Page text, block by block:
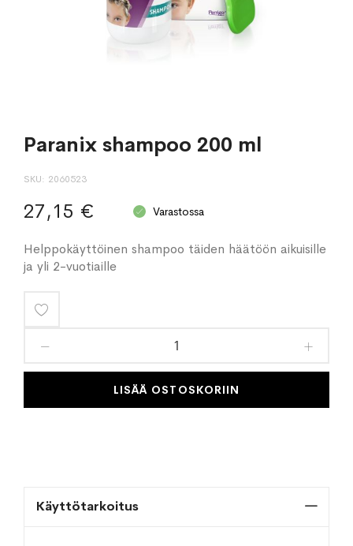
Paranix shampoo 200 ml
SKU 2060523
27,15 € Varastossa
Helppokäyttöinen shampoo täiden häätöön aikuisille
ja yli 2-vuotiaille
toivelistaan
LISÄÄ OSTOSKORIIN
Käyttötarkoitus